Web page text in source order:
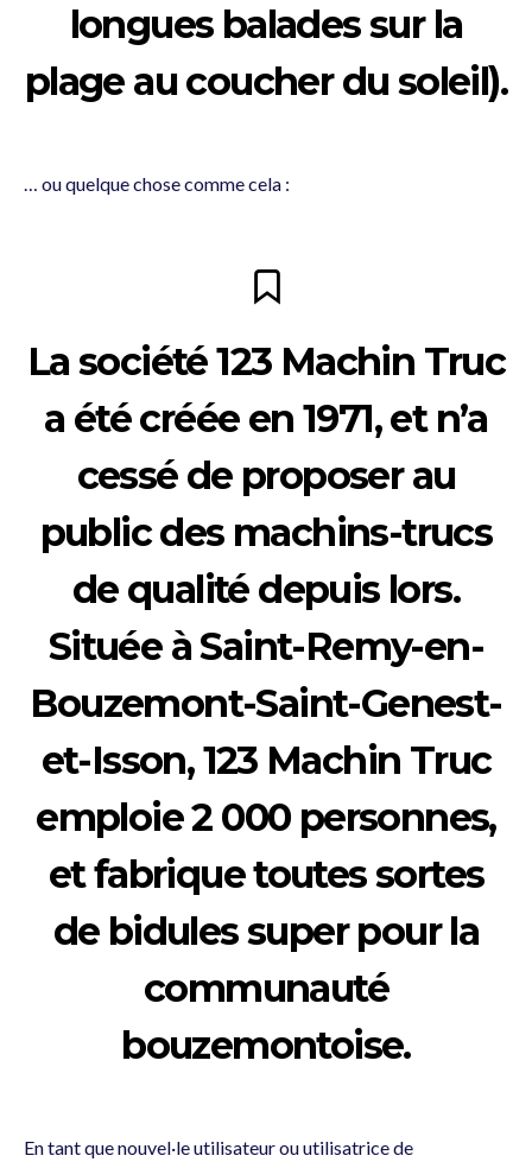
longues balades sur la
plage au coucher du soleil).
… ou quelque chose comme cela :
La société 123 Machin Truc
a été créée en 1971, et n’a
cessé de proposer au
public des machins-trucs
de qualité depuis lors.
Située à Saint-Remy-en-
Bouzemont-Saint-Genest-
et-Isson, 123 Machin Truc
emploie 2 000 personnes,
et fabrique toutes sortes
de bidules super pour la
communauté
bouzemontoise.
En tant que nouvel·le utilisateur ou utilisatrice de